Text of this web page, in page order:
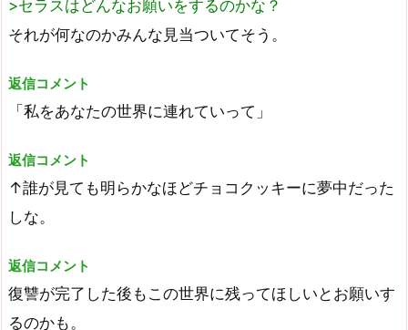
>セラスはどんなお願いをするのかな？
それが何なのかみんな見当ついてそう。
返信コメント
「私をあなたの世界に連れていって」
返信コメント
↑誰が見ても明らかなほどチョコクッキーに夢中だった
しな。
返信コメント
復讐が完了した後もこの世界に残ってほしいとお願いす
るのかも。